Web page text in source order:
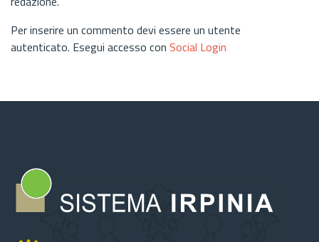
Per inserire un commento devi essere un utente
autenticato. Esegui accesso con Social Login